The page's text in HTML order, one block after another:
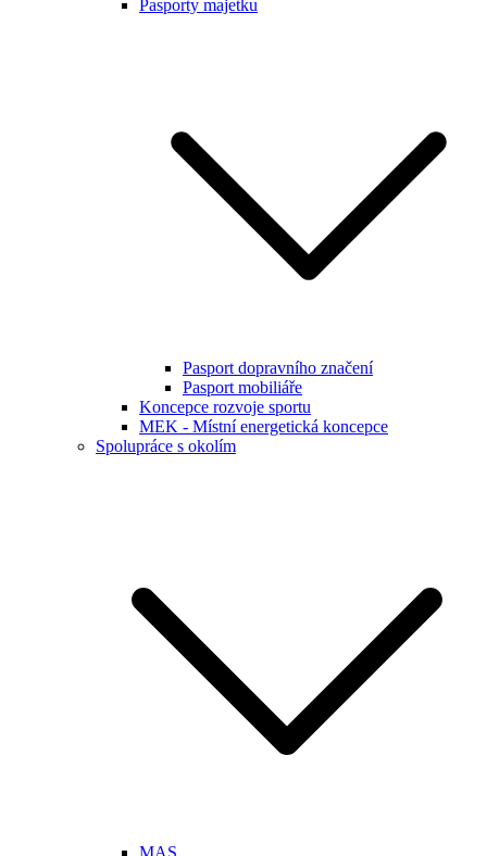
Pasporty majetku
Pasport dopravního značení
Pasport mobiliáře
Koncepce rozvoje sportu
MEK - Místní energetická koncepce
Spolupráce s okolím
MAS